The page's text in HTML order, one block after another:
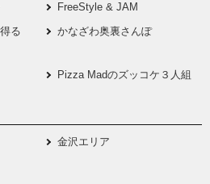
FreeStyle & JAM
る
かなざわ奥裏さんぽ
Pizza Madのズッコケ３人組
金沢エリア